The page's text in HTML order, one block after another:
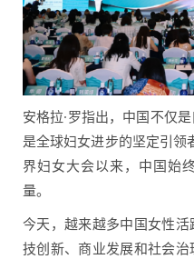
安格拉·罗指出，中国不仅
是全球妇女进步的坚定引
界妇女大会以来，中国始
量。
今天，越来越多中国女性
技创新、商业发展和社会